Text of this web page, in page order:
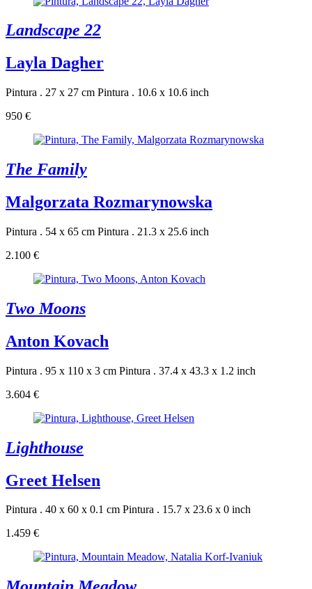
Landscape 22
Layla Dagher
Pintura . 27 x 27 cm Pintura . 10.6 x 10.6 inch
950 €
The Family
Malgorzata Rozmarynowska
Pintura . 54 x 65 cm Pintura . 21.3 x 25.6 inch
2.100 €
Two Moons
Anton Kovach
Pintura . 95 x 110 x 3 cm Pintura . 37.4 x 43.3 x 1.2 inch
3.604 €
Lighthouse
Greet Helsen
Pintura . 40 x 60 x 0.1 cm Pintura . 15.7 x 23.6 x 0 inch
1.459 €